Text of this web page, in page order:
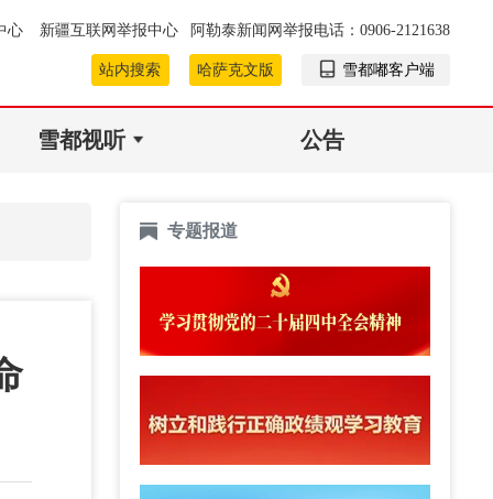
心 新疆互联网举报中心 阿勒泰新闻网举报电话：0906-2121638
站内搜索 哈萨克文版 雪都嘟客户端
雪都视听 公告
专题报道